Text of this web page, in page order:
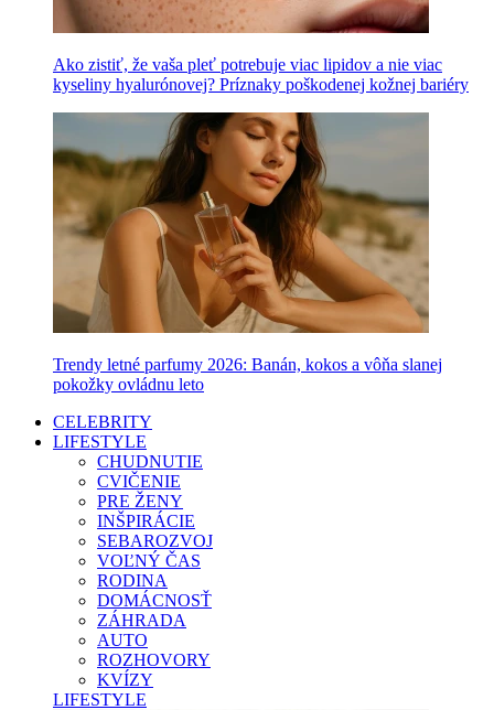
Ako zistiť, že vaša pleť potrebuje viac lipidov a nie viac
kyseliny hyalurónovej? Príznaky poškodenej kožnej bariéry
Trendy letné parfumy 2026: Banán, kokos a vôňa slanej
pokožky ovládnu leto
CELEBRITY
LIFESTYLE
CHUDNUTIE
CVIČENIE
PRE ŽENY
INŠPIRÁCIE
SEBAROZVOJ
VOĽNÝ ČAS
RODINA
DOMÁCNOSŤ
ZÁHRADA
AUTO
ROZHOVORY
KVÍZY
LIFESTYLE